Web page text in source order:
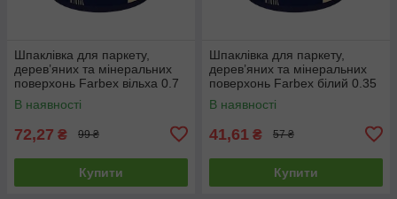
Шпаклівка для паркету,
дерев’яних та мінеральних
поверхонь Farbex вільха 0.7
кг
В наявності
72,27 ₴ 99 ₴
Купити
Шпаклівка для паркету,
дерев’яних та мінеральних
поверхонь Farbex білий 0.35
кг
В наявності
41,61 ₴ 57 ₴
Купити